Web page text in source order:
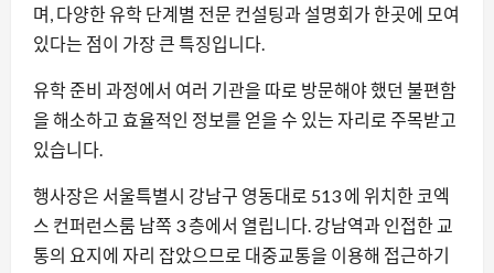
며, 다양한 유학 단계별 전문 컨설팅과 설명회가 한곳에 모여
있다는 점이 가장 큰 특징입니다.
유학 준비 과정에서 여러 기관을 따로 방문해야 했던 불편함
을 해소하고 효율적인 정보를 얻을 수 있는 자리로 주목받고
있습니다.
행사장은 서울특별시 강남구 영동대로 513 에 위치한 코엑
스 컨퍼런스룸 남쪽 3 층에서 열립니다. 강남역과 인접한 교
통의 요지에 자리 잡았으므로 대중교통을 이용해 접근하기